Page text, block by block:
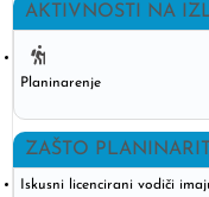
AKTIVNOSTI NA
Planinarenje
ZAŠTO
Iskusni licencirani vodiči